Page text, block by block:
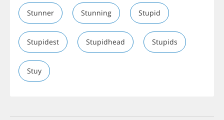
Stunner Stunning Stupid
Stupidest Stupidhead Stupids
Stuy